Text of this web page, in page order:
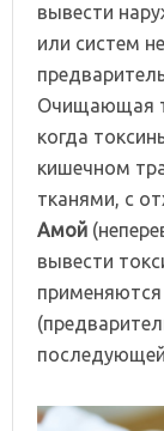
вывести
или систем
Очищающая
когда
кишечном
тканями, с
Амой
вывести